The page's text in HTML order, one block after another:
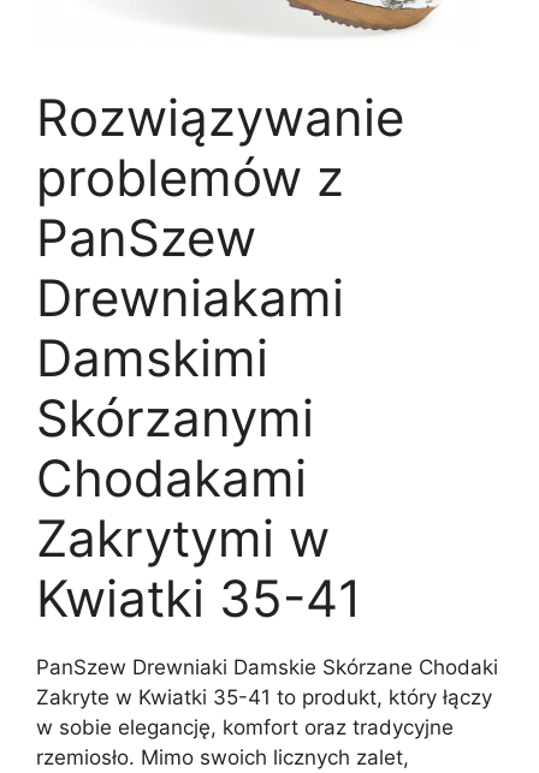
Rozwiązywanie
problemów z
PanSzew
Drewniakami
Damskimi
Skórzanymi
Chodakami
Zakrytymi w
Kwiatki 35-41
PanSzew Drewniaki Damskie Skórzane Chodaki
Zakryte w Kwiatki 35-41 to produkt, który łączy
w sobie elegancję, komfort oraz tradycyjne
rzemiosło. Mimo swoich licznych zalet,